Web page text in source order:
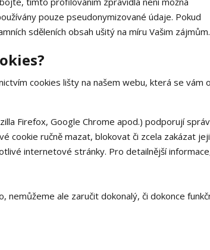
pouze pseudonymizované údaje. Pokud
sděleních obsah ušitý na míru Vašim zájmům.
cookies lišty na našem webu, která se vám
Firefox, Google Chrome apod.) podporují
cookie ručně mazat, blokovat či zcela zakázat
internetové stránky. Pro detailnější
nemůžeme ale zaručit dokonalý, či dokonce